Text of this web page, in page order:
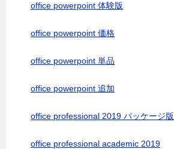
office powerpoint 体験版
office powerpoint 価格
office powerpoint 単品
office powerpoint 追加
office professional 2019 パッケージ版
office professional academic 2019